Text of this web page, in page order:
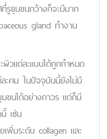
รูขุมขนกว้างก็จะมีมาก
gland ทำงาน
วแต่ละแบบได้ถูกกำหนด
ะคน ในปัจจุบันนี้ยังไม่มี
ขนได้อย่างถาวร แต่ก็มี
เช่น
พิ่มระดับ collagen และ